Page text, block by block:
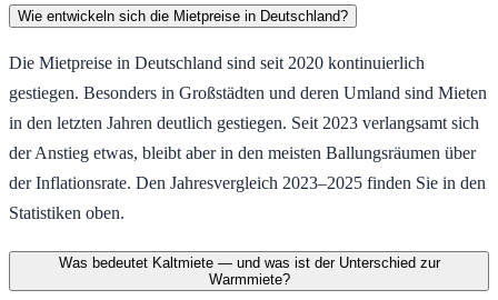
Wie entwickeln sich die Mietpreise in Deutschland?
Die Mietpreise in Deutschland sind seit 2020 kontinuierlich
gestiegen. Besonders in Großstädten und deren Umland sind Mieten
in den letzten Jahren deutlich gestiegen. Seit 2023 verlangsamt sich
der Anstieg etwas, bleibt aber in den meisten Ballungsräumen über
der Inflationsrate. Den Jahresvergleich 2023–2025 finden Sie in den
Statistiken oben.
Was bedeutet Kaltmiete — und was ist der Unterschied zur
Warmmiete?